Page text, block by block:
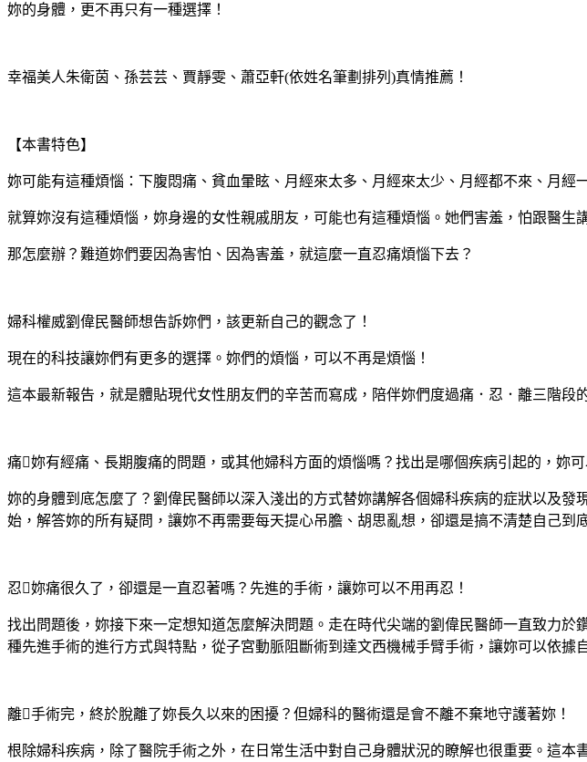
妳的身體，更不再只有一種選擇！
幸福美人朱衛茵、孫芸芸、賈靜雯、蕭亞軒(依姓名筆劃排列)真情推薦！
【本書特色】
妳可能有這種煩惱：下腹悶痛、貧血暈眩、月經來太多、月經來太少、月經都不來、
就算妳沒有這種煩惱，妳身邊的女性親戚朋友，可能也有這種煩惱。她們害羞，怕跟醫
那怎麼辦？難道妳們要因為害怕、因為害羞，就這麼一直忍痛煩惱下去？
婦科權威劉偉民醫師想告訴妳們，該更新自己的觀念了！
現在的科技讓妳們有更多的選擇。妳們的煩惱，可以不再是煩惱！
這本最新報告，就是體貼現代女性朋友們的辛苦而寫成，陪伴妳們度過痛．忍．離三階段
痛妳有經痛、長期腹痛的問題，或其他婦科方面的煩惱嗎？找出是哪個疾病引起的，妳可
妳的身體到底怎麼了？劉偉民醫師以深入淺出的方式替妳講解各個婦科疾病的症狀以及
始，解答妳的所有疑問，讓妳不再需要每天提心吊膽、胡思亂想，卻還是搞不清楚自己到
忍妳痛很久了，卻還是一直忍著嗎？先進的手術，讓妳可以不用再忍！
找出問題後，妳接下來一定想知道怎麼解決問題。走在時代尖端的劉偉民醫師一直致力
種先進手術的進行方式與特點，從子宮動脈阻斷術到達文西機械手臂手術，讓妳可以依據
離手術完，終於脫離了妳長久以來的困擾？但婦科的醫術還是會不離不棄地守護著妳！
根除婦科疾病，除了醫院手術之外，在日常生活中對自己身體狀況的瞭解也很重要。這